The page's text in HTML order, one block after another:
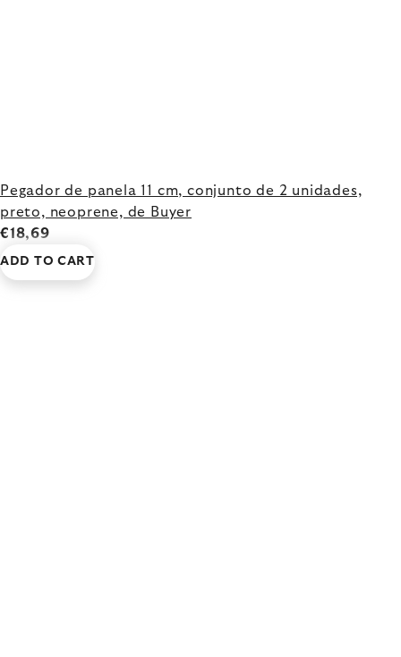
Pegador de panela 11 cm, conjunto de 2 unidades,
preto, neoprene, de Buyer
€18,69
ADD TO CART